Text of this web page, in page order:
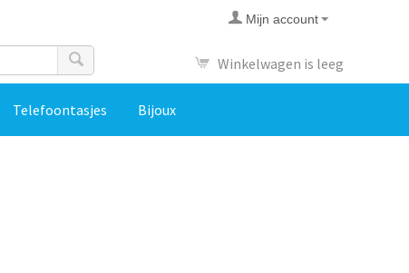
Mijn account
Winkelwagen is leeg
Telefoontasjes Bijoux